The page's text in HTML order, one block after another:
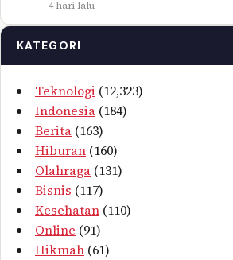
4 hari lalu
KATEGORI
Teknologi (12,323)
Indonesia (184)
Berita (163)
Hiburan (160)
Olahraga (131)
Bisnis (117)
Kesehatan (110)
Online (91)
Hikmah (61)